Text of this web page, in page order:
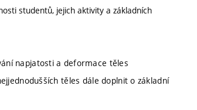
studentů, jejich aktivity a základních
napjatosti a deformace těles
těles dále doplnit o základní